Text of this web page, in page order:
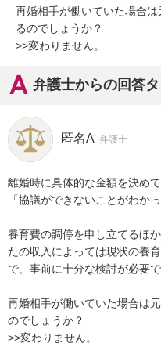
再婚相手が働いていた場合
るのでしょうか？
>>変わりません。
弁護士からの回答
匿名A 弁護士
離婚時に具体的な金額を決め
「協議ができないことがわか
養育費の調停を申し立てるほ
たの収入によっては現状の養
で、事前に十分な検討が必要で
再婚相手が働いていた場合は
のでしょうか？
>>変わりません。